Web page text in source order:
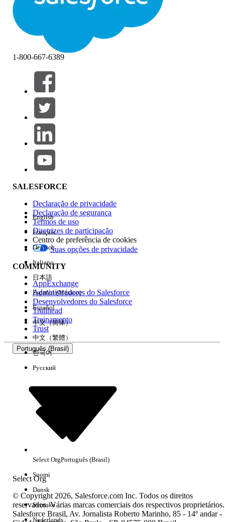
Filtros (0)
SELECIONAR FILTROS
Área de produtos
Impacto do recurso
Edição
Experiência
Sem resultados
1-800-667-6389
SALESFORCE
Declaração de privacidade
Declaração de segurança
Termos de uso
Diretrizes de participação
Centro de preferência de cookies
Suas opções de privacidade
COMMUNITY
AppExchange
Administradores do Salesforce
Desenvolvedores do Salesforce
Trailhead
Treinamento
Trust
Português (Brasil)
Select Org
English
Français
Deutsch
Italiano
日本語
Español (México)
Español
中文（简体）
中文（繁體）
한국어
Русский
Select OrgPortuguês (Brasil)
Suomi
Dansk
Svenska
Nederlands
© Copyright 2026, Salesforce.com Inc. Todos os direitos
reservados. Várias marcas comerciais dos respectivos proprietários.
Salesforce Brasil, Av. Jornalista Roberto Marinho, 85 - 14º andar -